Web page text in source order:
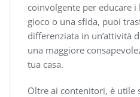
coinvolgente per educare
gioco o una sfida, puoi
differenziata in un’attività
una maggiore
tua casa.
Oltre ai contenitori, è utile